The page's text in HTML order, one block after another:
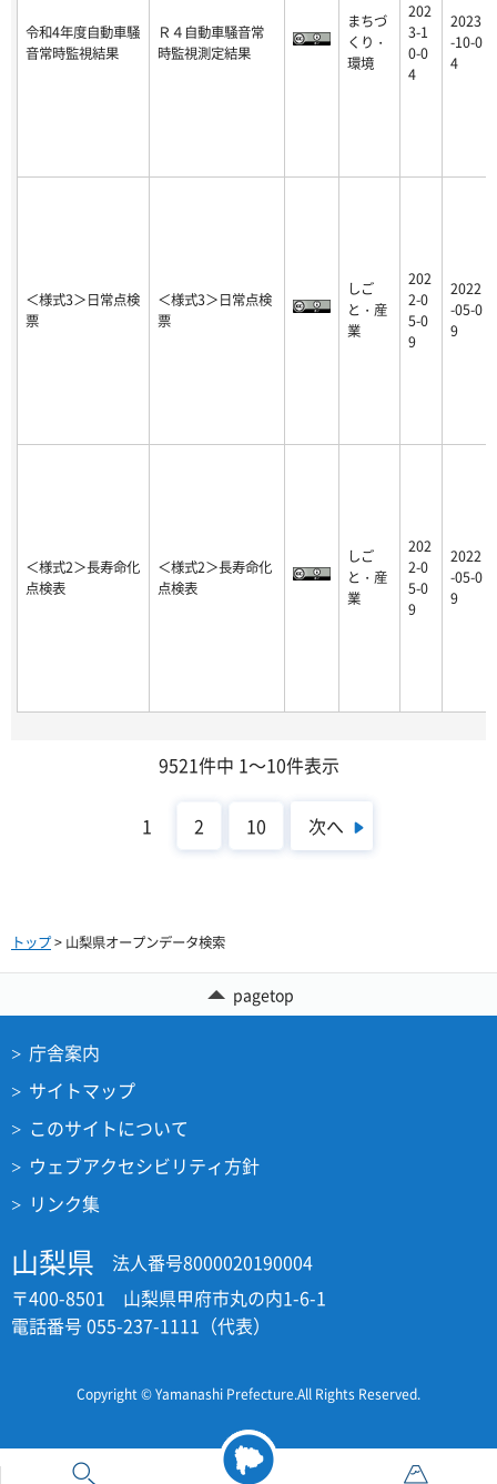
令和4年度自動車騒
音常時監視結果
Ｒ４自動車騒音常
時監視測定結果
まちづ
くり・
環境
202
3-1
0-0
4
2023
-10-0
4
＜様式3＞日常点検
票
＜様式3＞日常点検
票
しご
と・産
業
202
2-0
5-0
9
2022
-05-0
9
＜様式2＞長寿命化
点検表
＜様式2＞長寿命化
点検表
しご
と・産
業
202
2-0
5-0
9
2022
-05-0
9
9521件中 1～10件表示
1 2 10 次へ
トップ> 山梨県オープンデータ検索
pagetop
庁舎案内
サイトマップ
このサイトについて
ウェブアクセシビリティ方針
リンク集
山梨県
法人番号8000020190004
〒400-8501 山梨県甲府市丸の内1-6-1
電話番号 055-237-1111（代表）
Copyright © Yamanashi Prefecture.All Rights Reserved.